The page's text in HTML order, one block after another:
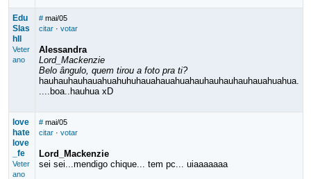
Edu
Slas
hII
Veter
ano
# mai/05
citar· votar
Alessandra
Lord_Mackenzie
Belo ângulo, quem tirou a foto pra ti?
hauhauhauhauahuahuhuhauahauahuahauhauhauhauhauahuahua.
....boa..hauhua xD
love
hate
love
_fe
Veter
ano
# mai/05
citar· votar
Lord_Mackenzie
sei sei...mendigo chique... tem pc... uiaaaaaaa